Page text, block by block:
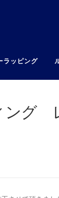
ラッピング
グ